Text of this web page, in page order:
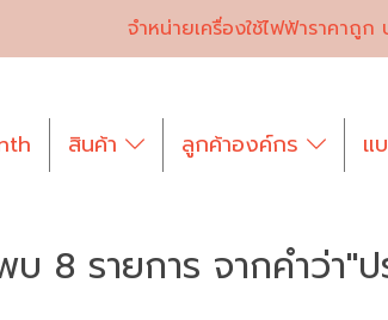
จำหน่ายเครื่องใช้ไฟฟ้าราคาถู
สินค้า ลูกค้าองค์กร แ
8 รายการ จากคำว่า"ป